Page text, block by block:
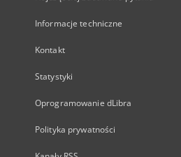
Informacje techniczne
Kontakt
Statystyki
Oprogramowanie dLibra
Polityka prywatności